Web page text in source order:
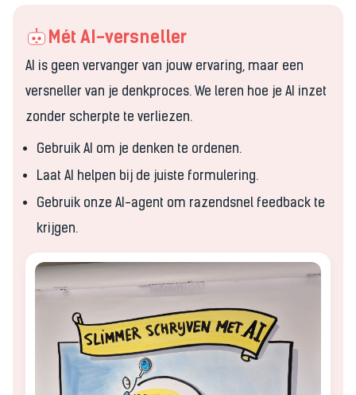
Mét AI-versneller
AI is geen vervanger van jouw ervaring, maar een
versneller van je denkproces. We leren hoe je AI inzet
zonder scherpte te verliezen.
Gebruik AI om je denken te ordenen.
Laat AI helpen bij de juiste formulering.
Gebruik onze AI-agent om razendsnel feedback te
krijgen.